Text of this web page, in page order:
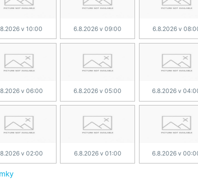
v 10:00 6.8.2026 v 09:00 6.8.2026 v
v 06:00 6.8.2026 v 05:00 6.8.2026 v
v 02:00 6.8.2026 v 01:00 6.8.2026 v